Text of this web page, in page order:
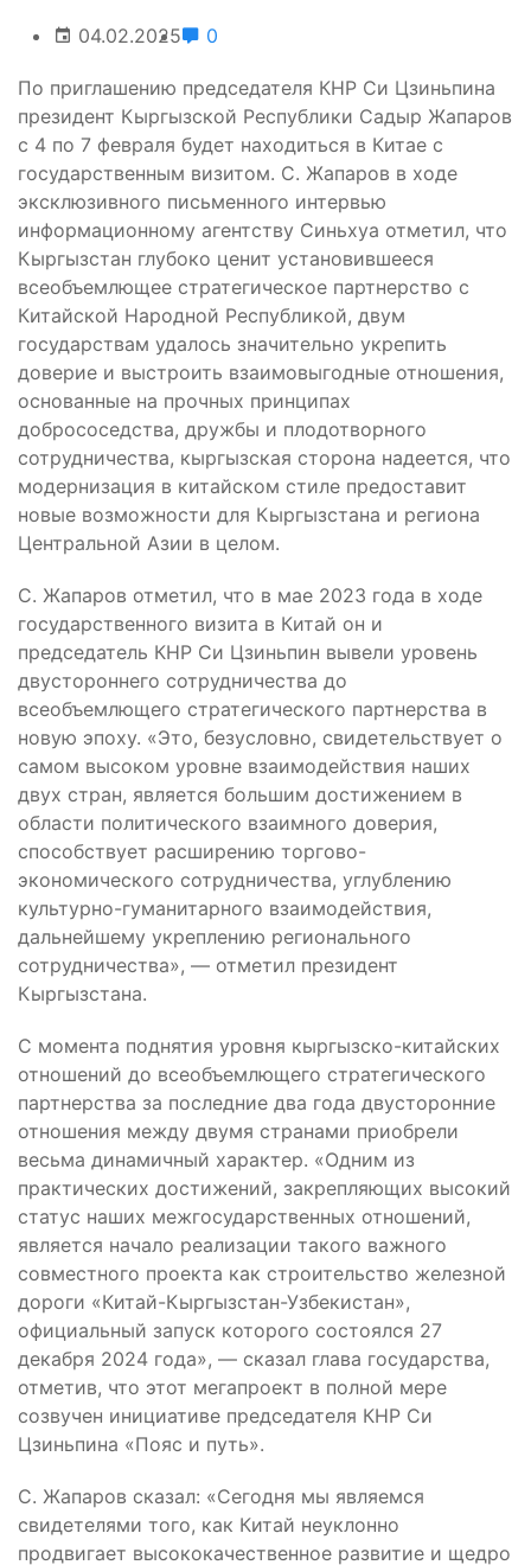
04.02.2025 0
По приглашению председателя КНР Си Цзиньпина
президент Кыргызской Республики Садыр Жапаров
с 4 по 7 февраля будет находиться в Китае с
государственным визитом. С. Жапаров в ходе
эксклюзивного письменного интервью
информационному агентству Синьхуа отметил, что
Кыргызстан глубоко ценит установившееся
всеобъемлющее стратегическое партнерство с
Китайской Народной Республикой, двум
государствам удалось значительно укрепить
доверие и выстроить взаимовыгодные отношения,
основанные на прочных принципах
добрососедства, дружбы и плодотворного
сотрудничества, кыргызская сторона надеется, что
модернизация в китайском стиле предоставит
новые возможности для Кыргызстана и региона
Центральной Азии в целом.
С. Жапаров отметил, что в мае 2023 года в ходе
государственного визита в Китай он и
председатель КНР Си Цзиньпин вывели уровень
двустороннего сотрудничества до
всеобъемлющего стратегического партнерства в
новую эпоху. «Это, безусловно, свидетельствует о
самом высоком уровне взаимодействия наших
двух стран, является большим достижением в
области политического взаимного доверия,
способствует расширению торгово-
экономического сотрудничества, углублению
культурно-гуманитарного взаимодействия,
дальнейшему укреплению регионального
сотрудничества», — отметил президент
Кыргызстана.
С момента поднятия уровня кыргызско-китайских
отношений до всеобъемлющего стратегического
партнерства за последние два года двусторонние
отношения между двумя странами приобрели
весьма динамичный характер. «Одним из
практических достижений, закрепляющих высокий
статус наших межгосударственных отношений,
является начало реализации такого важного
совместного проекта как строительство железной
дороги «Китай-Кыргызстан-Узбекистан»,
официальный запуск которого состоялся 27
декабря 2024 года», — сказал глава государства,
отметив, что этот мегапроект в полной мере
созвучен инициативе председателя КНР Си
Цзиньпина «Пояс и путь».
С. Жапаров сказал: «Сегодня мы являемся
свидетелями того, как Китай неуклонно
продвигает высококачественное развитие и щедро